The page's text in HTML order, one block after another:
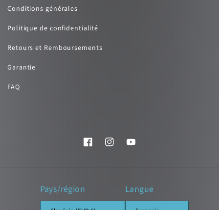
Conditions générales
Politique de confidentialité
Retours et Remboursements
Garantie
FAQ
FacebookInstagramYouTube
Pays/région Langue